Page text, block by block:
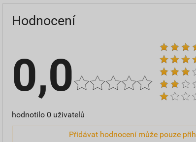
Hodnocení
0,0
hodnotilo 0 uživatelů
Přidávat hodnocení může pouze